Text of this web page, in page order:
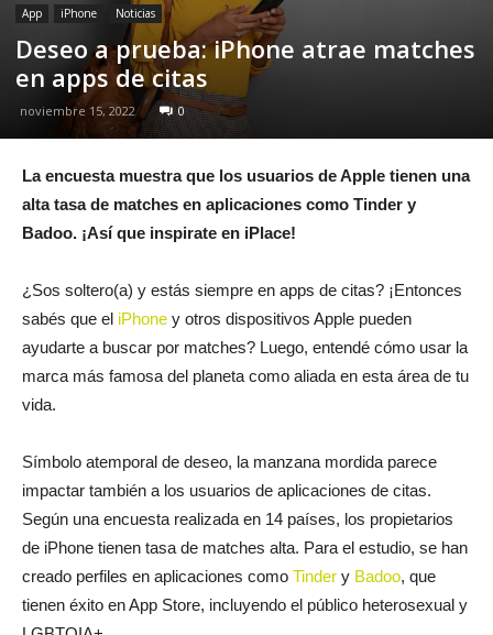
App iPhone Noticias
Deseo a prueba: iPhone atrae matches
en apps de citas
noviembre 15, 2022 0
La encuesta muestra que los usuarios de Apple tienen una
alta tasa de matches en aplicaciones como Tinder y
Badoo. ¡Así que inspirate en iPlace!
¿Sos soltero(a) y estás siempre en apps de citas? ¡Entonces
sabés que el iPhone y otros dispositivos Apple pueden
ayudarte a buscar por matches? Luego, entendé cómo usar la
marca más famosa del planeta como aliada en esta área de tu
vida.
Símbolo atemporal de deseo, la manzana mordida parece
impactar también a los usuarios de aplicaciones de citas.
Según una encuesta realizada en 14 países, los propietarios
de iPhone tienen tasa de matches alta. Para el estudio, se han
creado perfiles en aplicaciones como Tinder y Badoo, que
tienen éxito en App Store, incluyendo el público heterosexual y